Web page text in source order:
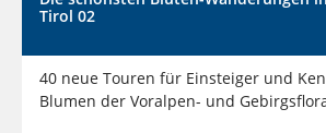
Tirol 02
40 neue Touren für Einsteiger und
Blumen der Voralpen- und